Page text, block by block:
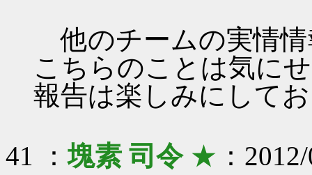
他のチームの実情
こちらのことは気に
報告は楽しみにして
41 ：塊素 司令★ ：